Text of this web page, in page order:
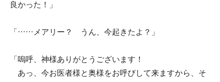
良かった！」
「……メアリー？ うん、今起きたよ？」
「嗚呼、神様ありがとうございます！
あっ、今お医者様と奥様をお呼びして来ますから、そ